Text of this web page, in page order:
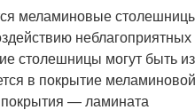
меламиновые
столешницы могут быть
в покрытие
покрытия — ламината